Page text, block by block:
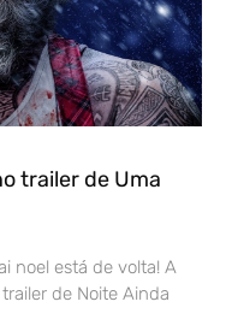
trailer de Uma
noel está de volta! A
de Noite Ainda